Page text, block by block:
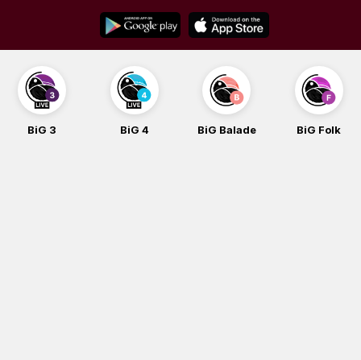
content
BiG 3 BiG 4 BiG Balade BiG Folk